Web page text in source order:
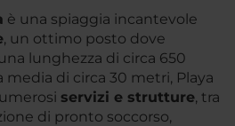
è una spiaggia incantevole
, un ottimo posto dove
lunghezza di circa 650
media di circa 30 metri, Playa
servizi e strutture, tra
di pronto soccorso,